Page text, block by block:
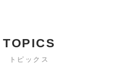
TOPICS
トピックス